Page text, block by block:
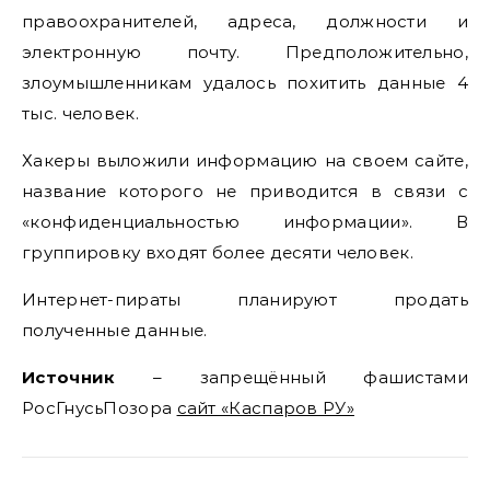
правоохранителей, адреса, должности и
электронную почту. Предположительно,
злоумышленникам удалось похитить данные 4
тыс. человек.
Хакеры выложили информацию на своем сайте,
название которого не приводится в связи с
«конфиденциальностью информации». В
группировку входят более десяти человек.
Интернет-пираты планируют продать
полученные данные.
Источник – запрещённый фашистами
РосГнусьПозора сайт «Каспаров РУ»